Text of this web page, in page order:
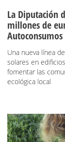
La Diputación
millones de
Una nueva línea
solares en
fomentar las
ecológica local